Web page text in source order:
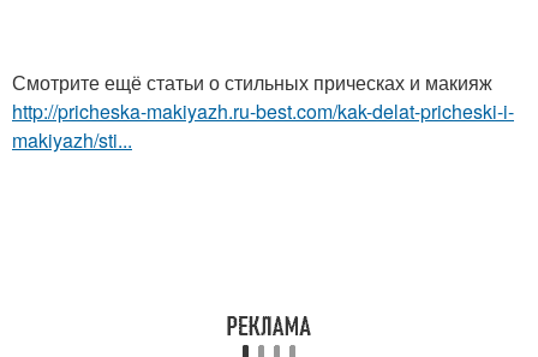
Смотрите ещё статьи о стильных прическах и макияж
http://pricheska-makiyazh.ru-best.com/kak-delat-pricheski-i-
makiyazh/sti...